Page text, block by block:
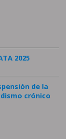
2025
de la
crónico